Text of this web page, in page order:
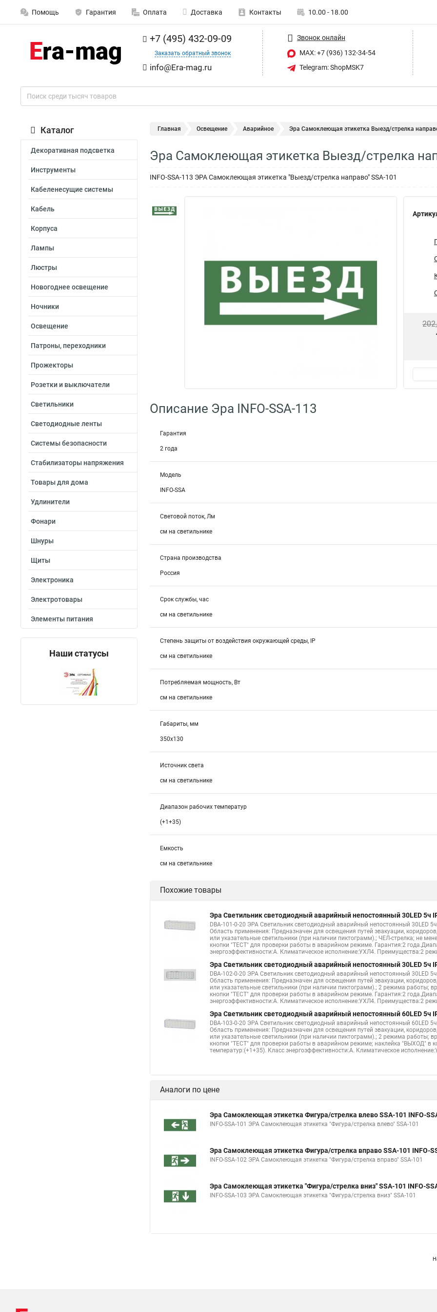
Помощь Гарантия Оплата Доставка Контакты 10.00 - 18.00
+7 (495) 432-09-09
Заказать обратный звонок
info@Era-mag.ru
Звонок онлайн
MAX: +7 (936) 132-34-54
Telegram: ShopMSK7
Каталог
Декоративная подсветка
Инструменты
Кабеленесущие системы
Кабель
Корпуса
Лампы
Люстры
Новогоднее освещение
Ночники
Освещение
Патроны, переходники
Прожекторы
Розетки и выключатели
Светильники
Светодиодные ленты
Системы безопасности
Стабилизаторы напряжения
Товары для дома
Удлинители
Фонари
Шнуры
Щиты
Электроника
Электротовары
Элементы питания
Наши статусы
Главная Освещение Аварийное Эра Самоклеющая этикетка Выезд/стрелка
Эра Самоклеющая этикетка Выезд/стрелка
INFO-SSA-113 ЭРА Самоклеющая этикетка "Выезд/стрелка направо" SSA-101
Описание Эра INFO-SSA-113
Гарантия
2 года
Модель
INFO-SSA
Световой поток, Лм
см на светильнике
Страна производства
Россия
Срок службы, час
см на светильнике
Степень защиты от воздействия окружающей среды, IP
см на светильнике
Потребляемая мощность, Вт
см на светильнике
Габариты, мм
350х130
Источник света
см на светильнике
Диапазон рабочих температур
(+1+35)
Емкость
см на светильнике
Похожие товары
Эра Светильник светодиодный аварийный непостоянный 30LED 5ч
DBA-101-0-20 ЭРА Светильник светодиодный аварийный непостоянный 30LED
Область применения: Предназначен для освещения путей эвакуации,
или указательные светильники (при наличии пиктограмм).; ЧЕЛ-стрелка; не
кнопки "ТЕСТ" для проверки работы в аварийном режиме. Гарантия:2
энергоэффективности:A. Климатическое исполнение:УХЛ4. Преимущества:2
Эра Светильник светодиодный аварийный непостоянный 30LED 5ч
DBA-102-0-20 ЭРА Светильник светодиодный аварийный непостоянный 30LED
Область применения: Предназначен для освещения путей эвакуации,
или указательные светильники (при наличии пиктограмм).; 2 режима работы;
кнопки "ТЕСТ" для проверки работы в аварийном режиме. Гарантия:2
энергоэффективности:A. Климатическое исполнение:УХЛ4. Преимущества:2
Эра Светильник светодиодный аварийный непостоянный 60LED 5ч
DBA-103-0-20 ЭРА Светильник светодиодный аварийный непостоянный 60LED
Область применения: Предназначен для освещения путей эвакуации,
или указательные светильники (при наличии пиктограмм).; 2 режима работы;
кнопки "ТЕСТ" для проверки работы в аварийном режиме; наклейка "ВЫХОД" в
температур:(+1+35). Класс энергоэффективности:A. Климатическое
Аналоги по цене
Эра Самоклеющая этикетка Фигура/стрелка влево SSA-101 INFO-
INFO-SSA-101 ЭРА Самоклеющая этикетка "Фигура/стрелка влево" SSA-101
Эра Самоклеющая этикетка Фигура/стрелка вправо SSA-101 INFO-
INFO-SSA-102 ЭРА Самоклеющая этикетка "Фигура/стрелка вправо" SSA-101
Эра Самоклеющая этикетка "Фигура/стрелка вниз" SSA-101 INFO-
INFO-SSA-103 ЭРА Самоклеющая этикетка "Фигура/стрелка вниз" SSA-101